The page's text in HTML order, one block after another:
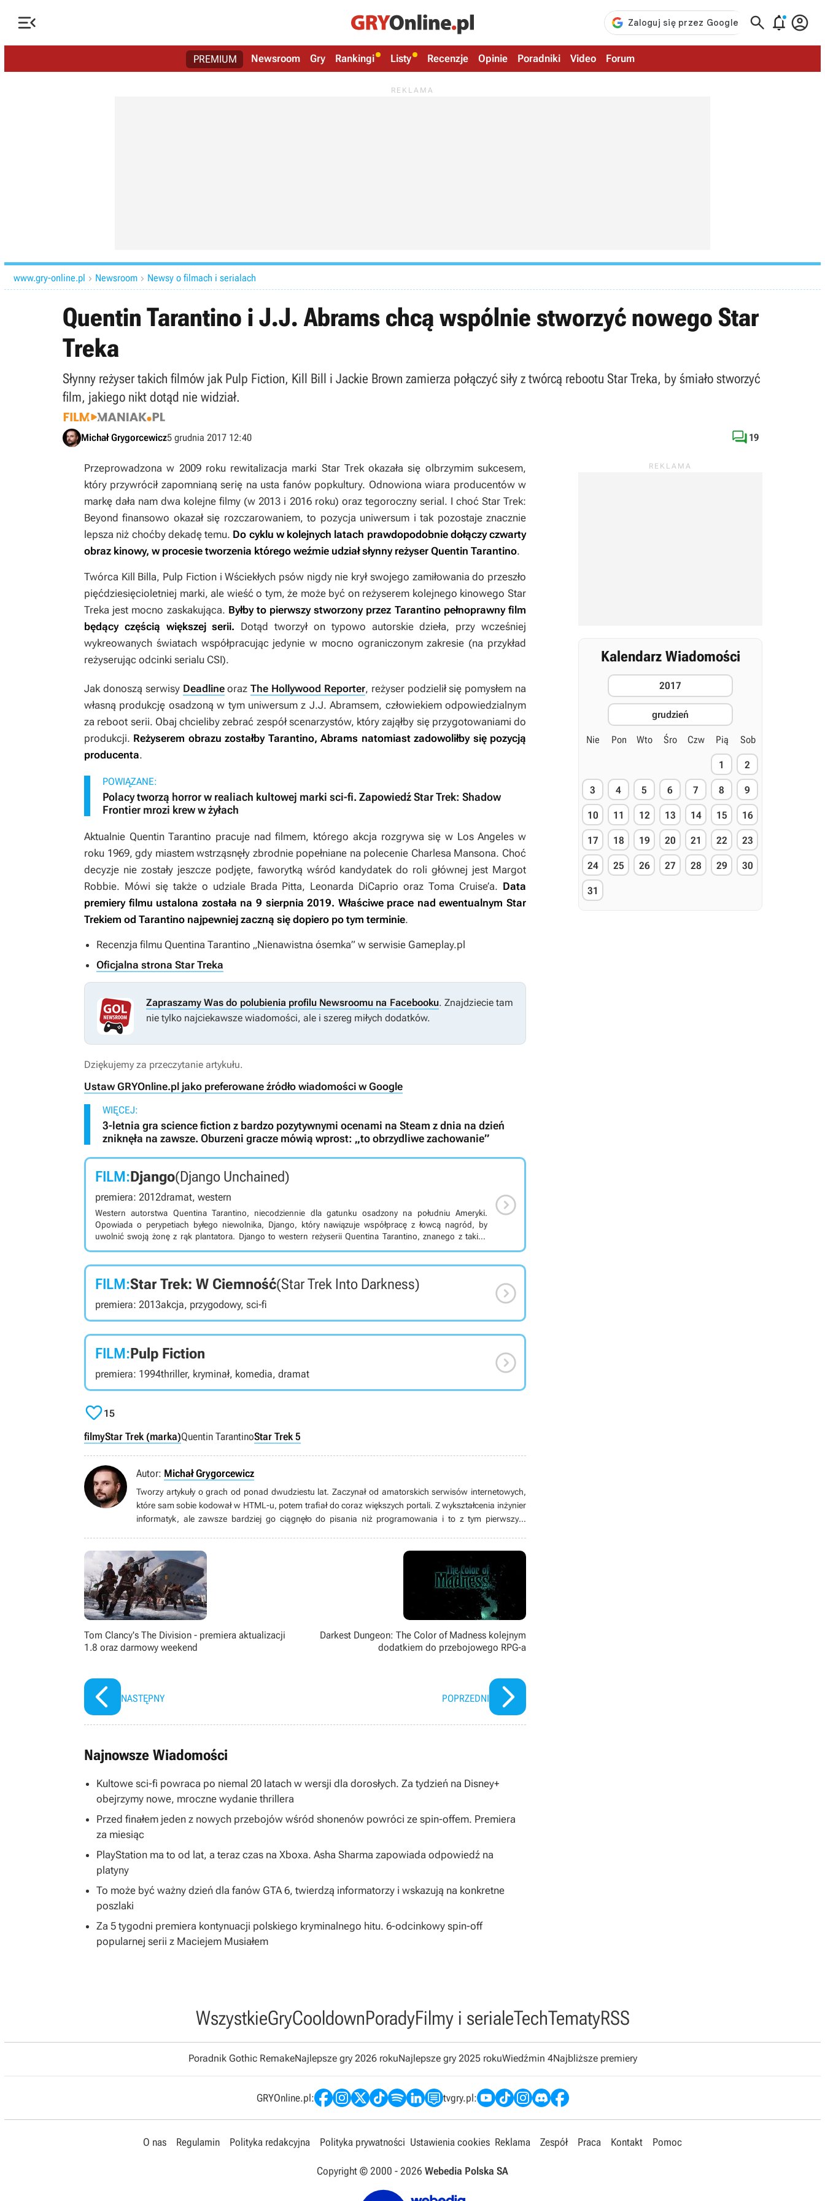
   
PREMIUM Newsroom Gry Rankingi Listy Recenzje Opinie Poradniki Video Forum
www.gry-online.pl  Newsroom  Newsy o filmach i serialach
Quentin Tarantino i J.J. Abrams chcą wspólnie stworzyć nowego Star
Treka
Słynny reżyser takich filmów jak Pulp Fiction, Kill Bill i Jackie Brown zamierza połączyć siły z twórcą rebootu Star Treka, by śmiało stworzyć
film, jakiego nikt dotąd nie widział.
Michał Grygorcewicz5 grudnia 2017 12:40  19
Przeprowadzona w 2009 roku rewitalizacja marki Star Trekokazała się olbrzymim sukcesem,
który przywrócił zapomnianą serię na usta fanów popkultury. Odnowiona wiara producentów w
markę dała nam dwa kolejne filmy (w 2013 i 2016 roku) oraz tegoroczny serial. I choć Star Trek:
Beyondfinansowo okazał się rozczarowaniem, to pozycja uniwersum i tak pozostaje znacznie
lepsza niż choćby dekadę temu. Do cyklu w kolejnych latach prawdopodobnie dołączy czwarty
obraz kinowy, w procesie tworzenia którego weźmie udział słynny reżyser Quentin Tarantino.
Twórca Kill Billa, Pulp Fiction iWściekłych psów nigdy nie krył swojego zamiłowania do przeszło
pięćdziesięcioletniej marki, ale wieść o tym, że może być on reżyserem kolejnego kinowego Star
Treka jest mocno zaskakująca. Byłby to pierwszy stworzony przez Tarantino pełnoprawny film
będący częścią większej serii. Dotąd tworzył on typowo autorskie dzieła, przy wcześniej
wykreowanych światach współpracując jedynie w mocno ograniczonym zakresie (na przykład
reżyserując odcinki serialu CSI).
Jak donoszą serwisy DeadlineorazThe Hollywood Reporter, reżyser podzielił się pomysłem na
własną produkcję osadzoną w tym uniwersum z J.J. Abramsem, człowiekiem odpowiedzialnym
za reboot serii. Obaj chcieliby zebrać zespół scenarzystów, który zająłby się przygotowaniami do
produkcji. Reżyserem obrazu zostałby Tarantino, Abrams natomiast zadowoliłby się pozycją
producenta.
POWIĄZANE:
Polacy tworzą horror w realiach kultowej marki sci-fi. Zapowiedź Star Trek: Shadow
Frontier mrozi krew w żyłach
Aktualnie Quentin Tarantino pracuje nad filmem, którego akcja rozgrywa się w Los Angeles w
roku 1969, gdy miastem wstrząsnęły zbrodnie popełniane na polecenie Charlesa Mansona. Choć
decyzje nie zostały jeszcze podjęte, faworytką wśród kandydatek do roli głównej jest Margot
Robbie. Mówi się także o udziale Brada Pitta, Leonarda DiCaprio oraz Toma Cruise’a. Data
premiery filmu ustalona została na 9 sierpnia 2019. Właściwe prace nad ewentualnym Star
Trekiem od Tarantino najpewniej zaczną się dopiero po tym terminie.
Recenzja filmu Quentina Tarantino „Nienawistna ósemka” w serwisie Gameplay.pl
Oficjalna strona Star Treka
Zapraszamy Was do polubienia profilu Newsroomu na Facebooku. Znajdziecie tam
nie tylko najciekawsze wiadomości, ale i szereg miłych dodatków.
Dziękujemy za przeczytanie artykułu.
Ustaw GRYOnline.pl jako preferowane źródło wiadomości w Google
WIĘCEJ:
3-letnia gra science fiction z bardzo pozytywnymi ocenami na Steam z dnia na dzień
zniknęła na zawsze. Oburzeni gracze mówią wprost: „to obrzydliwe zachowanie”
FILM:Django(Django Unchained)
premiera: 2012dramat, western
Western autorstwa Quentina Tarantino, niecodziennie dla gatunku osadzony na południu Ameryki.
Opowiada o perypetiach byłego niewolnika, Django, który nawiązuje współpracę z łowcą nagród, by
uwolnić swoją żonę z rąk plantatora. Django to western reżyserii Quentina Tarantino, znanego z takich
żony, Broomhildy, z rąk bezwzględnego plantatora Calvina Candie. Tytuł w dobitny i brutalny sposób
ukazuje temat niewolnictwa w Ameryce, jednocześnie zachowując przy tym sygnaturowy styl Tarantino. W
filmie zagrali m.in. Jamie Foxx (Django), Christoph Waltz (King Schultz), Kerry Washington (Broomhilda von
Shaft), Leonardo DiCaprio (Calvin Candie) i Samuel L. Jackson (Stephen).

FILM:Star Trek: W Ciemność(Star Trek Into Darkness)
premiera: 2013akcja, przygodowy, sci-fi 
FILM:Pulp Fiction
premiera: 1994thriller, kryminał, komedia, dramat 
15
filmyStar Trek (marka)Quentin TarantinoStar Trek 5
Autor: Michał Grygorcewicz
Tworzy artykuły o grach od ponad dwudziestu lat. Zaczynał od amatorskich serwisów internetowych,
które sam sobie kodował w HTML-u, potem trafiał do coraz większych portali. Z wykształcenia inżynier
informatyk, ale zawsze bardziej go ciągnęło do pisania niż programowania i to z tym pierwszym
stawiające na narrację. Uważa, że NieR: Automata to najlepsza gra, jaka kiedykolwiek powstała.
Tom Clancy's The Division - premiera aktualizacji
1.8 oraz darmowy weekend
NASTĘPNY
Darkest Dungeon: The Color of Madness kolejnym
dodatkiem do przebojowego RPG-a
POPRZEDNI
Najnowsze Wiadomości
Kultowe sci-fi powraca po niemal 20 latach w wersji dla dorosłych. Za tydzień na Disney+
obejrzymy nowe, mroczne wydanie thrillera
Przed finałem jeden z nowych przebojów wśród shonenów powróci ze spin-offem. Premiera
za miesiąc
PlayStation ma to od lat, a teraz czas na Xboxa. Asha Sharma zapowiada odpowiedź na
platyny
To może być ważny dzień dla fanów GTA 6, twierdzą informatorzy i wskazują na konkretne
poszlaki
Za 5 tygodni premiera kontynuacji polskiego kryminalnego hitu. 6-odcinkowy spin-off
popularnej serii z Maciejem Musiałem
Kalendarz Wiadomości
2017
grudzień
Nie Pon Wto Śro Czw Pią Sob
1 2
3 4 5 6 7 8 9
10 11 12 13 14 15 16
17 18 19 20 21 22 23
24 25 26 27 28 29 30
31
WszystkieGryCooldownPoradyFilmy i serialeTechTematyRSS
Poradnik Gothic RemakeNajlepsze gry 2026 rokuNajlepsze gry 2025 rokuWiedźmin 4Najbliższe premiery
GRYOnline.pl: tvgry.pl:
O nas Regulamin Polityka redakcyjna Polityka prywatności Ustawienia cookies Reklama Zespół Praca Kontakt Pomoc
Copyright © 2000 - 2026 Webedia Polska SA